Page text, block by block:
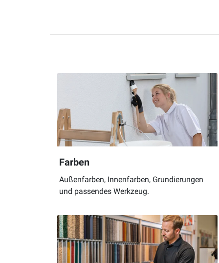
Farben
Außenfarben, Innenfarben, Grundierungen
und passendes Werkzeug.